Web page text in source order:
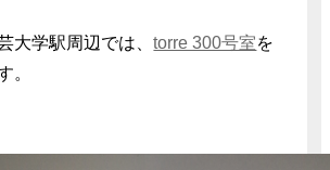
大学駅周辺では、torre 300号室を
。